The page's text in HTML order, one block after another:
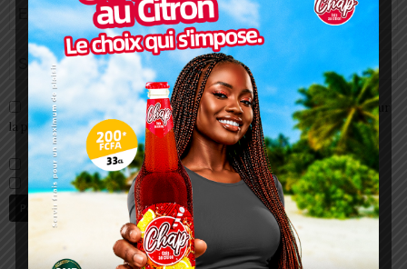
Enregistrer mon nom, email et site web dans ce navigateur pour
la prochaine fois que je commenterai.
Prévenez-moi de tous les nouveaux commentaires par e-mail.
Prévenez-moi de tous les nouveaux articles par e-mail.